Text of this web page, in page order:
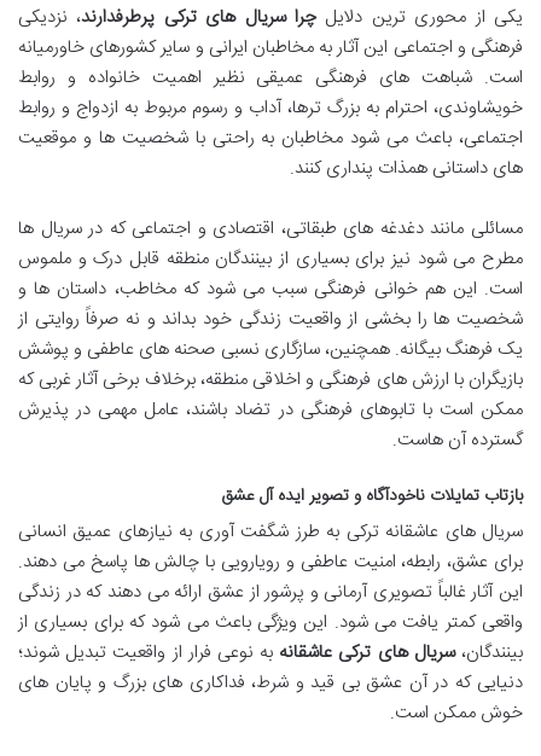
یکی از محوری ترین دلایلچرا سریال های ترکی پرطرفدارند، نزدیکی
فرهنگی و اجتماعی این آثار به مخاطبان ایرانی و سایر کشورهای خاورمیانه
است. شباهت های فرهنگی عمیقی نظیر اهمیت خانواده و روابط
خویشاوندی، احترام به بزرگ ترها، آداب و رسوم مربوط به ازدواج و روابط
اجتماعی، باعث می شود مخاطبان به راحتی با شخصیت ها و موقعیت
های داستانی همذات پنداری کنند.
مسائلی مانند دغدغه های طبقاتی، اقتصادی و اجتماعی که در سریال ها
مطرح می شود نیز برای بسیاری از بینندگان منطقه قابل درک و ملموس
است. این هم خوانی فرهنگی سبب می شود که مخاطب، داستان ها و
شخصیت ها را بخشی از واقعیت زندگی خود بداند و نه صرفاً روایتی از
یک فرهنگ بیگانه. همچنین، سازگاری نسبی صحنه های عاطفی و پوشش
بازیگران با ارزش های فرهنگی و اخلاقی منطقه، برخلاف برخی آثار غربی که
ممکن است با تابوهای فرهنگی در تضاد باشند، عامل مهمی در پذیرش
گسترده آن هاست.
بازتاب تمایلات ناخودآگاه و تصویر ایده آل عشق
سریال های عاشقانه ترکی به طرز شگفت آوری به نیازهای عمیق انسانی
برای عشق، رابطه، امنیت عاطفی و رویارویی با چالش ها پاسخ می دهند.
این آثار غالباً تصویری آرمانی و پرشور از عشق ارائه می دهند که در زندگی
واقعی کمتر یافت می شود. این ویژگی باعث می شود که برای بسیاری از
بینندگان،سریال های ترکی عاشقانه به نوعی فرار از واقعیت تبدیل شوند؛
دنیایی که در آن عشق بی قید و شرط، فداکاری های بزرگ و پایان های
خوش ممکن است.